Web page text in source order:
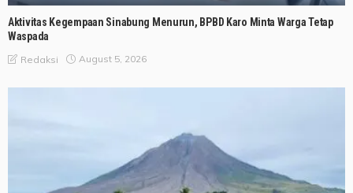
Aktivitas Kegempaan Sinabung Menurun, BPBD Karo Minta Warga Tetap
Waspada
Redaksi August 5, 2026